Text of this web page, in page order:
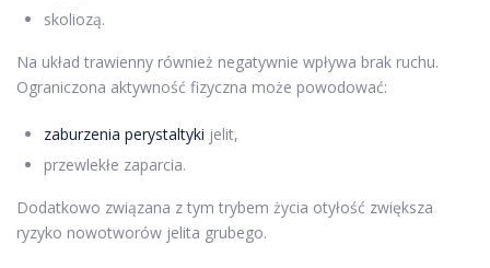
skoliozą.
Na układ trawienny również negatywnie wpływa brak ruchu.
Ograniczona aktywność fizyczna może powodować:
zaburzenia perystaltyki jelit,
przewlekłe zaparcia.
Dodatkowo związana z tym trybem życia otyłość zwiększa
ryzyko nowotworów jelita grubego.